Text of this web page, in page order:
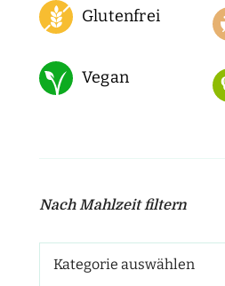
Glutenfrei
Vegan
Nach Mahlzeit filtern